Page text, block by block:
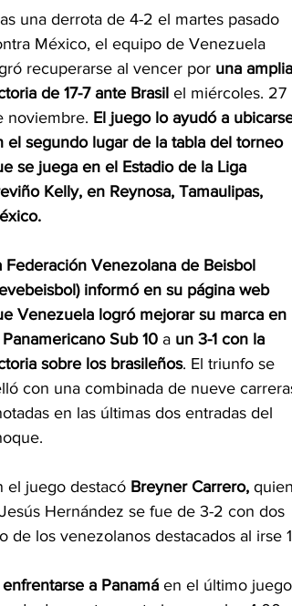
una derrota de 4-2 el martes pasado
México, el equipo de Venezuela
recuperarse al vencer por una
de 17-7 ante Brasil el miércoles. 27
noviembre. El juego lo ayudó a
el segundo lugar de la tabla del torneo
se juega en el Estadio de la Liga
Kelly, en Reynosa, Tamaulipas,
Federación Venezolana de Beisbol
informó en su página web
Venezuela logró mejorar su marca en
Sub 10 a un 3-1 con la
sobre los brasileños. El triunfo se
con una combinada de nueve
en las últimas dos entradas del
el juego destacó Breyner Carrero,
Hernández se fue de 3-2 con dos
de los venezolanos destacados al irse
a Panamá en el último